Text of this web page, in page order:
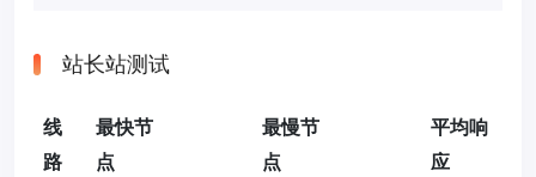
站长站测试
线
路
最快节
点
最慢节
点
平均响
应